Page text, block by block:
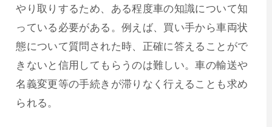
やり取りするため、 ある程度車の知識について知
っている必要がある。例えば、買い手から車両状
態について質問された時、正確に答えることがで
きないと信用してもらうのは難しい。車の輸送や
名義変更等の手続きが滞りなく行えることも求め
られる。